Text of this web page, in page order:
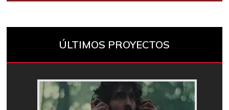
ÚLTIMOS PROYECTOS